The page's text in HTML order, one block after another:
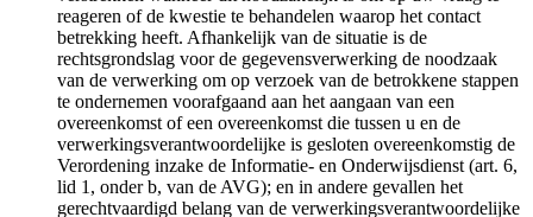
reageren of de kwestie te behandelen waarop het contact
betrekking heeft. Afhankelijk van de situatie is de
rechtsgrondslag voor de gegevensverwerking de noodzaak
van de verwerking om op verzoek van de betrokkene stappen
te ondernemen voorafgaand aan het aangaan van een
overeenkomst of een overeenkomst die tussen u en de
verwerkingsverantwoordelijke is gesloten overeenkomstig de
Verordening inzake de Informatie- en Onderwijsdienst (art. 6,
lid 1, onder b, van de AVG); en in andere gevallen het
gerechtvaardigd belang van de verwerkingsverantwoordelijke